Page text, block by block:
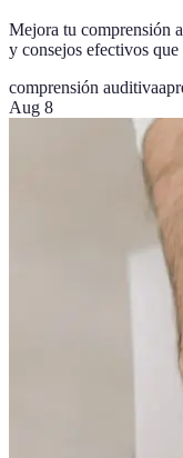
Mejora tu comprensión
y consejos efectivos
comprensión auditiva
Aug 8